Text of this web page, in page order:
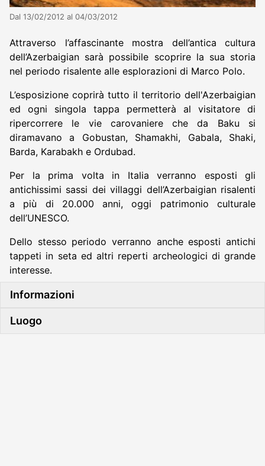
Dal 13/02/2012 al 04/03/2012
Attraverso l’affascinante mostra dell’antica cultura
dell’Azerbaigian sarà possibile scoprire la sua storia
nel periodo risalente alle esplorazioni di Marco Polo.
L’esposizione coprirà tutto il territorio dell'Azerbaigian
ed ogni singola tappa permetterà al visitatore di
ripercorrere le vie carovaniere che da Baku si
diramavano a Gobustan, Shamakhi, Gabala, Shaki,
Barda, Karabakh e Ordubad.
Per la prima volta in Italia verranno esposti gli
antichissimi sassi dei villaggi dell’Azerbaigian risalenti
a più di 20.000 anni, oggi patrimonio culturale
dell’UNESCO.
Dello stesso periodo verranno anche esposti antichi
tappeti in seta ed altri reperti archeologici di grande
interesse.
Informazioni
Luogo